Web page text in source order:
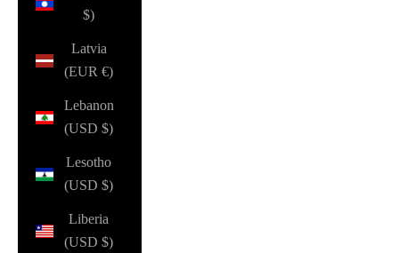
$)
Latvia
(EUR €)
Lebanon
(USD $)
Lesotho
(USD $)
Liberia
(USD $)